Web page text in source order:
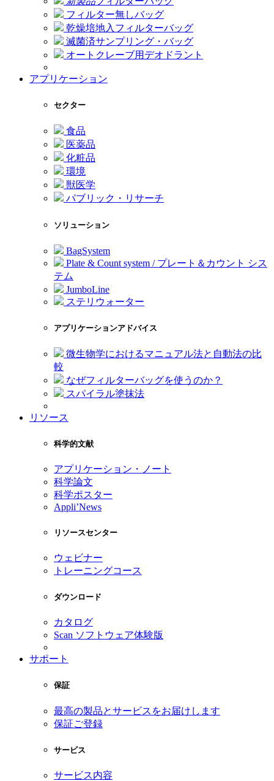
フィルター無しバッグ
乾燥培地入フィルターバッグ
滅菌済サンプリング・バッグ
オートクレーブ用デオドラント
アプリケーション
セクター
食品
医薬品
化粧品
環境
獣医学
パブリック・リサーチ
ソリューション
BagSystem
Plate & Count system / プレート＆カウント シス
テム
JumboLine
ステリウォーター
アプリケーションアドバイス
微生物学におけるマニュアル法と自動法の比
較
なぜフィルターバッグを使うのか？
スパイラル塗抹法
リソース
科学的文献
アプリケーション・ノート
科学論文
科学ポスター
Appli’News
リソースセンター
ウェビナー
トレーニングコース
ダウンロード
カタログ
Scan ソフトウェア体験版
サポート
保証
最高の製品とサービスをお届けします
保証ご登録
サービス
サービス内容